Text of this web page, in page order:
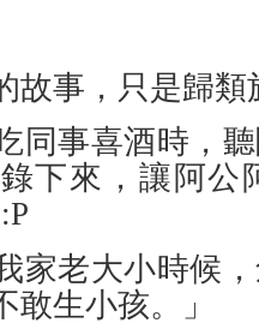
故事，只是歸類
同事喜酒時，
下來，讓阿公
家老大小時候
敢生小孩。」